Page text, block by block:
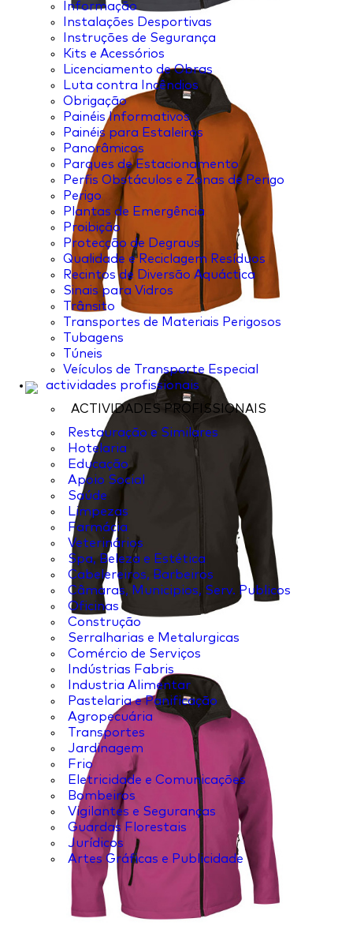
Informação
Instalações Desportivas
Instruções de Segurança
Kits e Acessórios
Licenciamento de Obras
Luta contra Incêndios
Obrigação
Painéis Informativos
Painéis para Estaleiros
Panorâmicos
Parques de Estacionamento
Perfis Obstáculos e Zonas de Perigo
Perigo
Plantas de Emergência
Proibição
Protecção de Degraus
Qualidade e Reciclagem Resíduos
Recintos de Diversão Aquáctica
Sinais para Vidros
Trânsito
Transportes de Materiais Perigosos
Tubagens
Túneis
Veículos de Transporte Especial
actividades profissionais
ACTIVIDADES PROFISSIONAIS
Restauração e Similares
Hotelaria
Educação
Apoio Social
Saúde
Limpezas
Farmácia
Veterinários
Spa, Beleza e Estética
Cabelereiros, Barbeiros
Câmaras, Municipios, Serv. Publicos
Oficinas
Construção
Serralharias e Metalurgicas
Comércio de Serviços
Indústrias Fabris
Industria Alimentar
Pastelaria e Panificação
Agropecuária
Transportes
Jardinagem
Frio
Eletricidade e Comunicações
Bombeiros
Vigilantes e Seguranças
Guardas Florestais
Jurídicos
Artes Gráficas e Publicidade